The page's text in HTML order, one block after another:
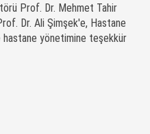
Prof. Dr. Mehmet Tahir
Dr. Ali Şimşek'e, Hastane
hastane yönetimine teşekkür